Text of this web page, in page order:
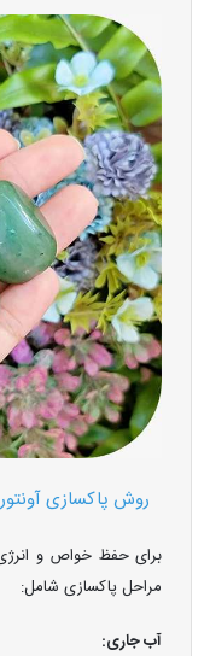
روش پاکسازی
برای حفظ خواص و
مراحل پاکسازی شامل:
آب جاری: